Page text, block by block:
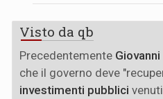
Visto da qb
Precedentemente Giovanni
che il governo deve
investimenti pubblici